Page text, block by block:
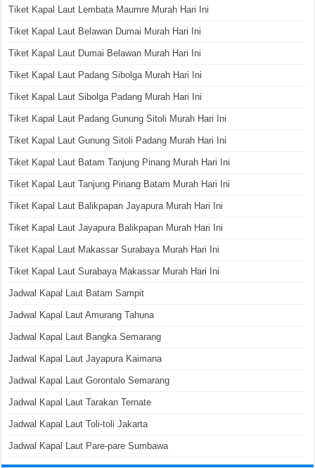
Tiket Kapal Laut Lembata Maumre Murah Hari Ini
Tiket Kapal Laut Belawan Dumai Murah Hari Ini
Tiket Kapal Laut Dumai Belawan Murah Hari Ini
Tiket Kapal Laut Padang Sibolga Murah Hari Ini
Tiket Kapal Laut Sibolga Padang Murah Hari Ini
Tiket Kapal Laut Padang Gunung Sitoli Murah Hari Ini
Tiket Kapal Laut Gunung Sitoli Padang Murah Hari Ini
Tiket Kapal Laut Batam Tanjung Pinang Murah Hari Ini
Tiket Kapal Laut Tanjung Pinang Batam Murah Hari Ini
Tiket Kapal Laut Balikpapan Jayapura Murah Hari Ini
Tiket Kapal Laut Jayapura Balikpapan Murah Hari Ini
Tiket Kapal Laut Makassar Surabaya Murah Hari Ini
Tiket Kapal Laut Surabaya Makassar Murah Hari Ini
Jadwal Kapal Laut Batam Sampit
Jadwal Kapal Laut Amurang Tahuna
Jadwal Kapal Laut Bangka Semarang
Jadwal Kapal Laut Jayapura Kaimana
Jadwal Kapal Laut Gorontalo Semarang
Jadwal Kapal Laut Tarakan Ternate
Jadwal Kapal Laut Toli-toli Jakarta
Jadwal Kapal Laut Pare-pare Sumbawa